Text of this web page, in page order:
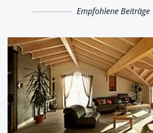
Empfohlene Beiträge